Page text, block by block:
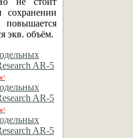
повышается
экв. объём.